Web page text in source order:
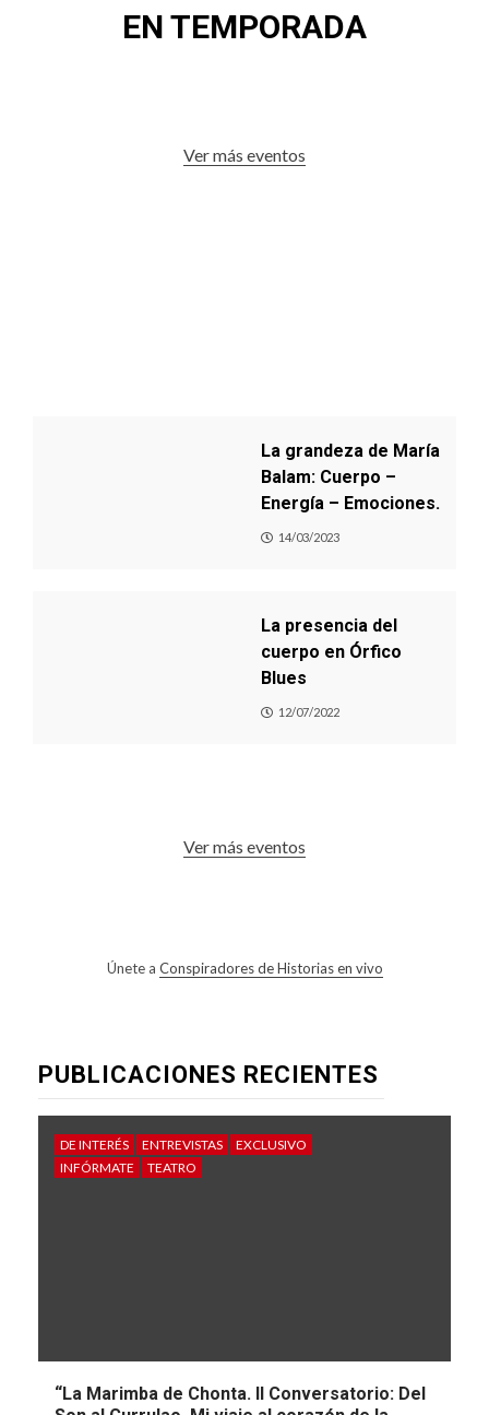
EN TEMPORADA
Ver más eventos
La grandeza de María
Balam: Cuerpo –
Energía – Emociones.
14/03/2023
La presencia del
cuerpo en Órfico
Blues
12/07/2022
Ver más eventos
Únete a Conspiradores de Historias en vivo
PUBLICACIONES RECIENTES
DE INTERÉS ENTREVISTAS
EXCLUSIVO
INFÓRMATE
TEATRO
“La Marimba de Chonta. II Conversatorio: Del